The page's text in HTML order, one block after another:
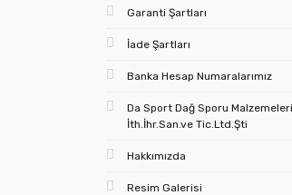
Garanti Şartları
İade Şartları
Banka Hesap Numaralarımız
Da Sport Dağ Sporu Malzemeleri
İth.İhr.San.ve Tic.Ltd.Şti
Hakkımızda
Resim Galerisi